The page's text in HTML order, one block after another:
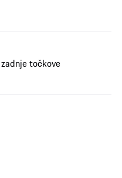
točkove